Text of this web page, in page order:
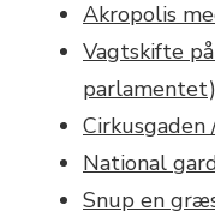
Akropolis
Vagtskifte
parlamentet)
National
Snup en